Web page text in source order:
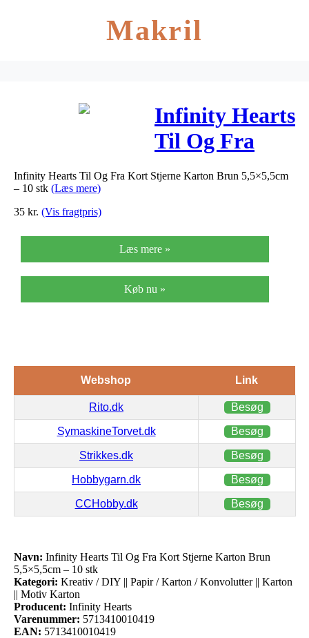
Makril
Infinity Hearts
Til Og Fra
Kort Stjerne
stk
Infinity Hearts Til Og Fra Kort Stjerne Karton Brun 5,5×5,5cm
– 10 stk (Læs mere)
35 kr. (Vis fragtpris)
Læs mere »
Køb nu »
Webshop Link
Rito.dk Besøg
SymaskineTorvet.dk Besøg
Strikkes.dk Besøg
Hobbygarn.dk Besøg
CCHobby.dk Besøg
Navn: Infinity Hearts Til Og Fra Kort Stjerne Karton Brun
5,5×5,5cm – 10 stk
Kategori: Kreativ / DIY || Papir / Karton / Konvolutter || Karton
|| Motiv Karton
Producent: Infinity Hearts
Varenummer: 5713410010419
EAN: 5713410010419